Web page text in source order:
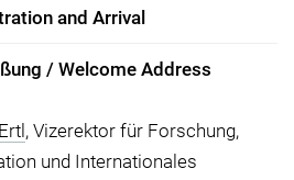
and Arrival
/ Welcome Address
, Vizerektor für Forschung,
und Internationales